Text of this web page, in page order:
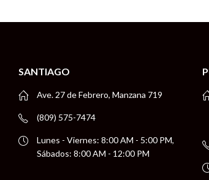
SANTIAGO
Ave. 27 de Febrero, Manzana 719
(809) 575-7474
Lunes - Viernes: 8:00 AM - 5:00 PM,
Sábados: 8:00 AM - 12:00 PM